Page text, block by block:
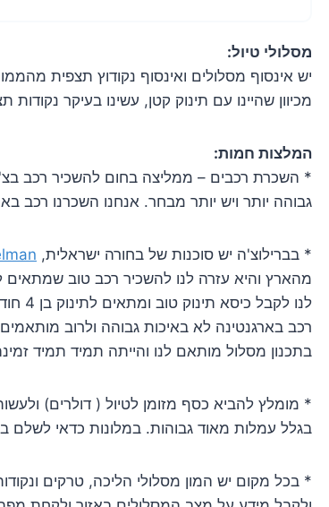
מסלולי טיול:
יש אינסוף מסלולים ואינסוף נקודוץ תצפית
מכיוון שהיינו עם תינוק קטן, עשינו בעיקר נקודות
המלצות חמות:
* השכרת רכבים – ממליצה בחום להשכיר רכב
גבוהה יותר ויש יותר מבחר. אנחנו השכרנו רכב
* בברילוצ'ה יש סוכנות של בחורה ישראלית,
לנו
רכב בארגנטינה לא באיכות גבוהה ולרוב
בתכנון מסלול מותאם לנו והייתה תמיד תמיד
* מומלץ להביא כסף מזומן לטיול ( דולרים)
בגלל עמלות מאוד גבוהות. במלונות כדאי לשלם